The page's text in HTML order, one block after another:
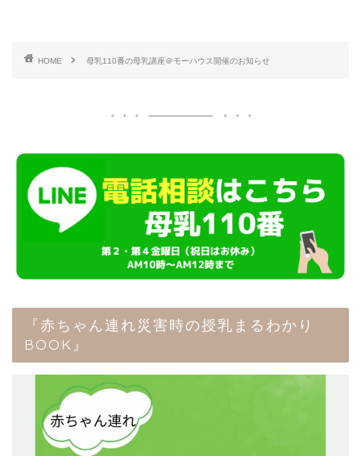
HOME 母乳110番の母乳講座＠モーハウス開催のお知らせ
『赤ちゃん連れ災害時の授乳まるわかり
BOOK』